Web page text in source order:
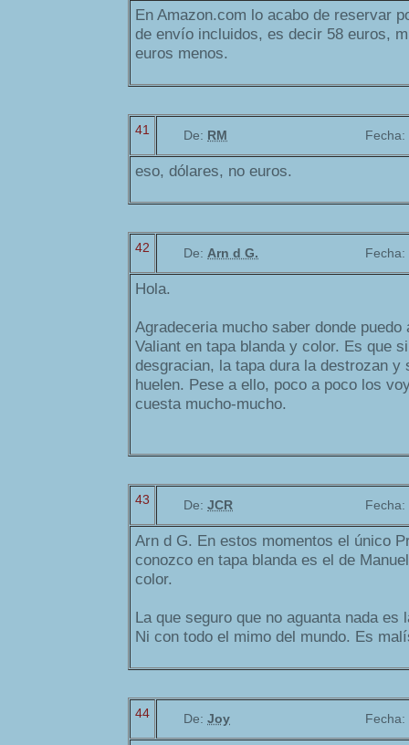
En Amazon.com lo acabo de reservar
de envío incluidos, es decir 58 euros,
euros menos.
41 De: RM Fecha:
eso, dólares, no euros.
42 De: Arn d G. Fecha:
Hola.
Agradeceria mucho saber donde
Valiant en tapa blanda y color. Es que
desgracian, la tapa dura la destrozan y
huelen. Pese a ello, poco a poco los
cuesta mucho-mucho.
43 De: JCR Fecha:
Arn d G. En estos momentos el único
conozco en tapa blanda es el de
color.
La que seguro que no aguanta nada es
Ni con todo el mimo del mundo. Es
44 De: Joy Fecha: